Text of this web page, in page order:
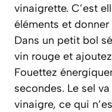
vinaigrette. C’est
éléments et
Dans un petit bol
vin rouge et
Fouettez
secondes. Le sel
vinaigre, ce qui